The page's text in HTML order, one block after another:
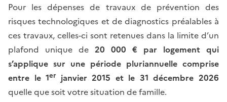
Pour les dépenses de travaux de prévention des
risques technologiques et de diagnostics préalables à
ces travaux, celles-ci sont retenues dans la limite d’un
plafond unique de 20 000 € par logement qui
s’applique sur une période pluriannuelle comprise
entre le 1er janvier 2015 et le 31 décembre 2026
quelle que soit votre situation de famille.